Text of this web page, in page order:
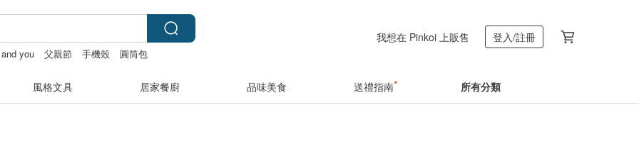
you 父親節 手機殼 圓筒包
我想在 Pinkoi 上販售 登入/註冊
風格文具 居家餐廚 品味美食 送禮指南 所有分類